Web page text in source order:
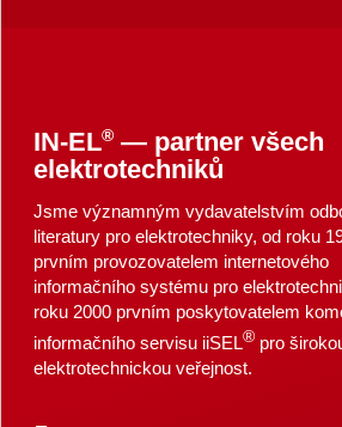
IN-EL®— partner všech
elektrotechniků
Jsme významným vydavatelstvím
literatury pro elektrotechniky, od roku
prvním provozovatelem internetového
informačního systému pro
roku 2000 prvním poskytovatelem
informačního servisu iiSEL®pro
elektrotechnickou veřejnost.